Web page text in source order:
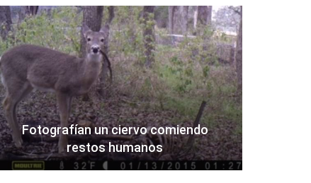
Fotografían un ciervo comiendo
restos humanos